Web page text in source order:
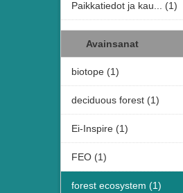
Paikkatiedot ja kau... (1)
Avainsanat
biotope (1)
deciduous forest (1)
Ei-Inspire (1)
FEO (1)
forest ecosystem (1)